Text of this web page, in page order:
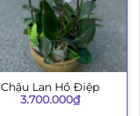
Chậu Lan Hồ Điệp
3.700.000₫